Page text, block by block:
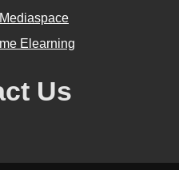
Elearning
Us